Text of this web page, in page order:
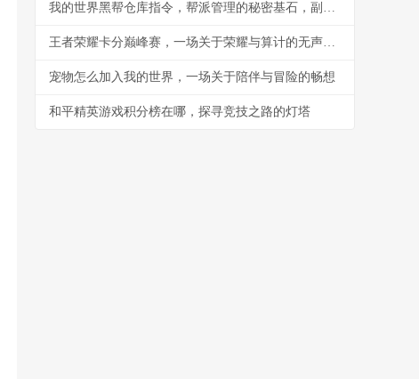
我的世界黑帮仓库指令，帮派管理的秘密基石，副标题，指令构筑的地下秩序与财富堡垒
王者荣耀卡分巅峰赛，一场关于荣耀与算计的无声战争
宠物怎么加入我的世界，一场关于陪伴与冒险的畅想
和平精英游戏积分榜在哪，探寻竞技之路的灯塔